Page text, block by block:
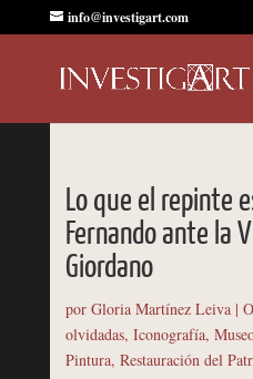
info@investigart.com
Lo que el repinte
Fernando ante la
Giordano
por Gloria Martínez Leiva|
olvidadas, Iconografía,
Pintura, Restauración del